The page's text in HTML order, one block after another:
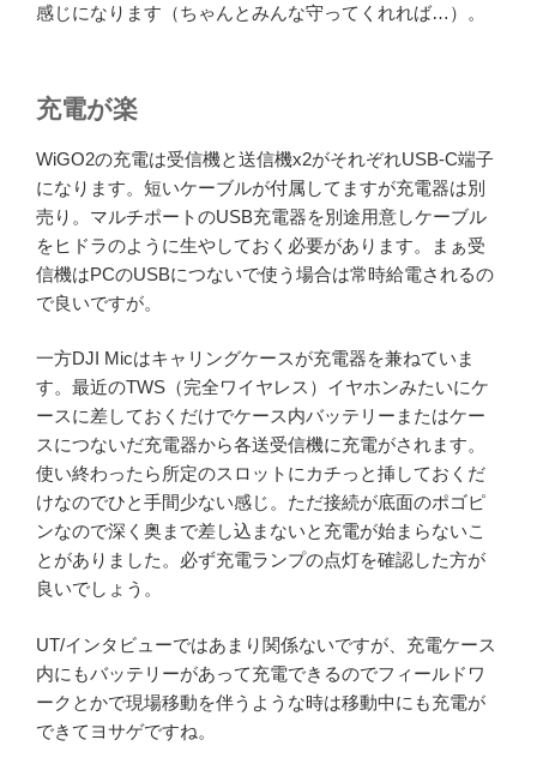
感じになります（ちゃんとみんな守ってくれれば…）。
充電が楽
WiGO2の充電は受信機と送信機x2がそれぞれUSB-C端子
になります。短いケーブルが付属してますが充電器は別
売り。マルチポートのUSB充電器を別途用意しケーブル
をヒドラのように生やしておく必要があります。まぁ受
信機はPCのUSBにつないで使う場合は常時給電されるの
で良いですが。
一方DJI Micはキャリングケースが充電器を兼ねていま
す。最近のTWS（完全ワイヤレス）イヤホンみたいにケ
ースに差しておくだけでケース内バッテリーまたはケー
スにつないだ充電器から各送受信機に充電がされます。
使い終わったら所定のスロットにカチっと挿しておくだ
けなのでひと手間少ない感じ。ただ接続が底面のポゴピ
ンなので深く奥まで差し込まないと充電が始まらないこ
とがありました。必ず充電ランプの点灯を確認した方が
良いでしょう。
UT/インタビューではあまり関係ないですが、充電ケース
内にもバッテリーがあって充電できるのでフィールドワ
ークとかで現場移動を伴うような時は移動中にも充電が
できてヨサゲですね。